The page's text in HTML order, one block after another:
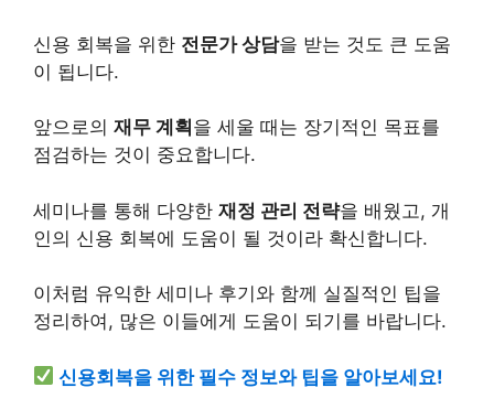
신용 회복을 위한 전문가 상담을 받는 것도 큰 도움
이 됩니다.
앞으로의 재무 계획 을 세울 때는 장기적인 목표를
점검하는 것이 중요합니다.
세미나를 통해 다양한 재정 관리 전략을 배웠고, 개
인의 신용 회복에 도움이 될 것이라 확신합니다.
이처럼 유익한 세미나 후기와 함께 실질적인 팁을
정리하여, 많은 이들에게 도움이 되기를 바랍니다.
신용회복을 위한 필수 정보와 팁을 알아보세요!